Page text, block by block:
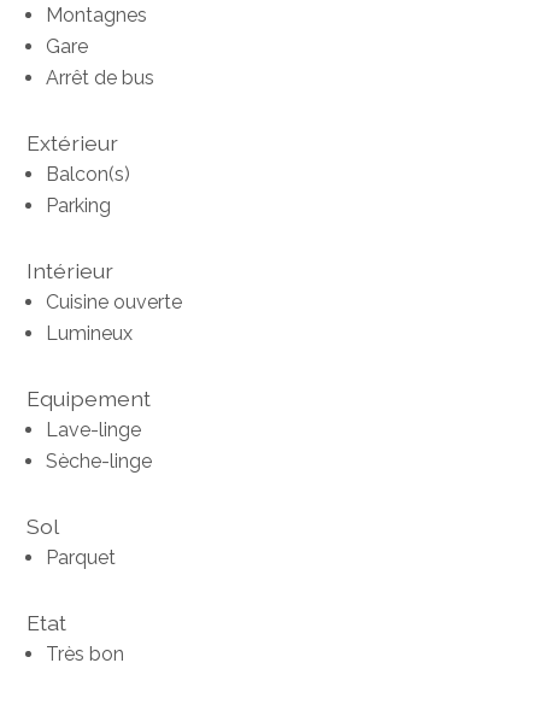
Montagnes
Gare
Arrêt de bus
Extérieur
Balcon(s)
Parking
Intérieur
Cuisine ouverte
Lumineux
Equipement
Lave-linge
Sèche-linge
Sol
Parquet
Etat
Très bon